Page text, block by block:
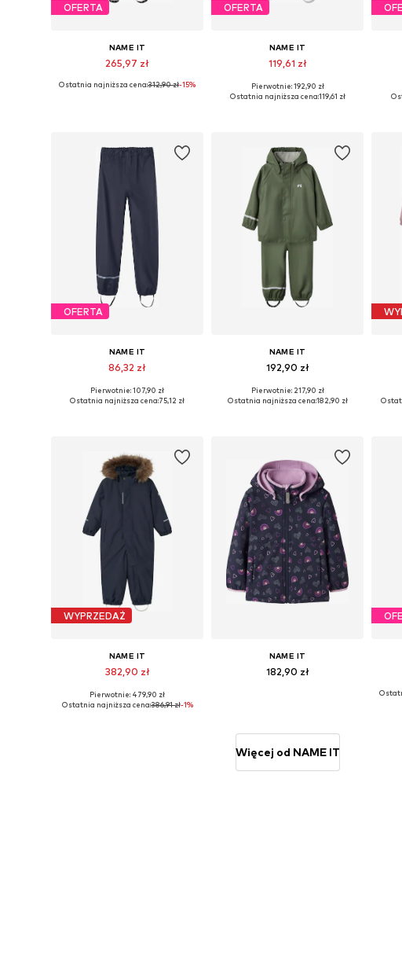
OFERTA
NAME IT
265,97 zł
Ostatnia najniższa cena:312,90 zł-15%
OFERTA
NAME IT
119,61 zł
Dostępne w różnych rozmiarach
Pierwotnie: 192,90 zł
Ostatnia najniższa cena:119,61 zł
OFERTA
NAME IT
86,32 zł
Dostępne w różnych rozmiarach
Pierwotnie: 107,90 zł
Ostatnia najniższa cena:75,12 zł
NAME IT
192,90 zł
Dostępne w różnych rozmiarach
Pierwotnie: 217,90 zł
Ostatnia najniższa cena:182,90 zł
WYPRZEDAŻ
NAME IT
382,90 zł
Dostępne w różnych rozmiarach
Pierwotnie: 479,90 zł
Ostatnia najniższa cena:386,91 zł-1%
NAME IT
182,90 zł
Więcej od NAME IT